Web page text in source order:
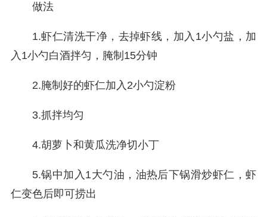
做法
1.虾仁清洗干净，去掉虾线，加入1小勺盐，加
入1小勺白酒拌匀，腌制15分钟
2.腌制好的虾仁加入2小勺淀粉
3.抓拌均匀
4.胡萝卜和黄瓜洗净切小丁
5.锅中加入1大勺油，油热后下锅滑炒虾仁，虾
仁变色后即可捞出